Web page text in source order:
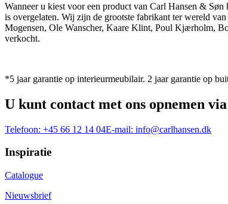
Wanneer u kiest voor een product van Carl Hansen &
is overgelaten. Wij zijn de grootste fabrikant ter wereld
Mogensen, Ole Wanscher, Kaare Klint, Poul Kjærholm,
verkocht.
*5 jaar garantie op interieurmeubilair. 2 jaar garantie op
U kunt contact met ons opnemen
Telefoon: +45 66 12 14 04E-mail: info@carlhansen.dk
Inspiratie
Catalogue
Nieuwsbrief